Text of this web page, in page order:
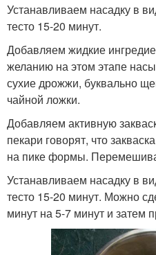
Устанавливаем насадку в
тесто 15-20 минут.
Добавляем жидкие
желанию на этом этапе
сухие дрожжи, буквально
чайной ложки.
Добавляем активную
пекари говорят, что
на пике формы.
Устанавливаем насадку в
тесто 15-20 минут. Можно
минут на 5-7 минут и затем